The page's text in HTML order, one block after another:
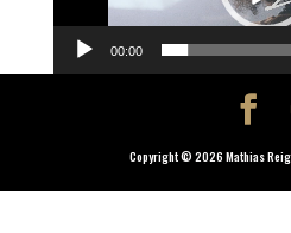
00:00
Copyright © 2026 Mathias